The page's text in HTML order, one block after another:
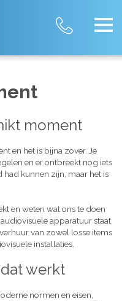
moment
en het is bijna zover. Je
en er ontbreekt nog iets
had kunnen zijn, maar het is
en weten wat ons te doen
apparatuur staat
van zowel losse items
installaties.
werkt
normen en eisen,